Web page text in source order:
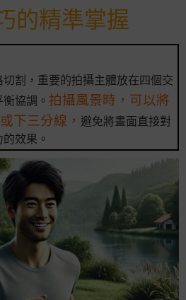
的精準掌握
割，重要的拍攝主體放在四個交
協調。 拍攝風景時，可以將
下三分線， 避免將畫面直接對
效果。